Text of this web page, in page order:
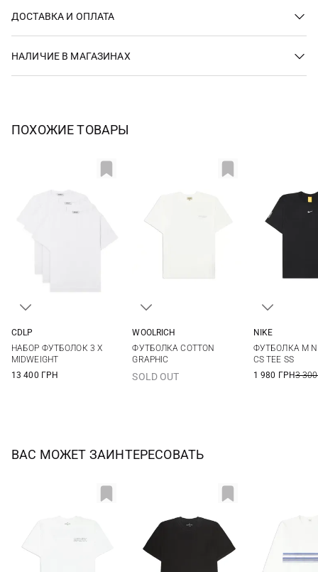
ДОСТАВКА И ОПЛАТА
НАЛИЧИЕ В МАГАЗИНАХ
ПОХОЖИЕ ТОВАРЫ
XXL
3XL
CDLP
НАБОР ФУТБОЛОК 3 X
MIDWEIGHT
13 400 ГРН
WOOLRICH
ФУТБОЛКА COTTON
GRAPHIC
SOLD OUT
NIKE
ФУТБОЛКА M
CS TEE SS
1 980 ГРН3
ВАС МОЖЕТ ЗАИНТЕРЕСОВАТЬ